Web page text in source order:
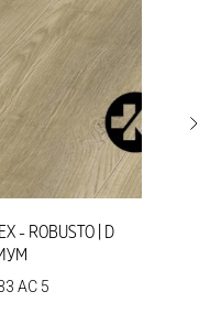
- ROBUSTO | D
AC 5